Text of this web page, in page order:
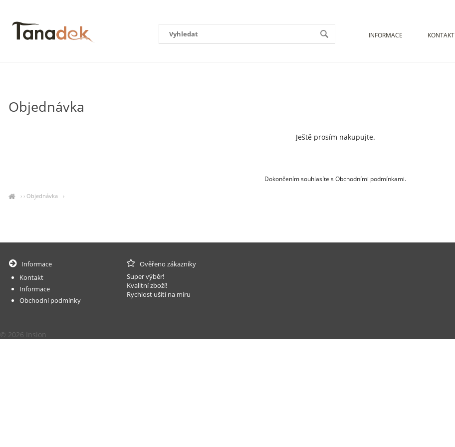
Objednávka
Ještě prosím nakupujte.
Dokončením souhlasíte s Obchodními podmínkami.
› › Objednávka ›
INFORMACE KONTAKT
Informace
Kontakt
Informace
Obchodní podmínky
Ověřeno zákazníky
Super výběr!
Kvalitní zboží!
Rychlost ušití na míru
© 2026 Insion